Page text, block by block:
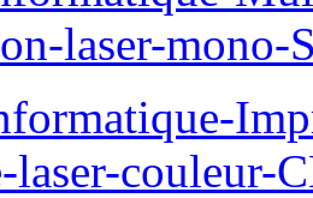
laser-mono-
laser-couleur-